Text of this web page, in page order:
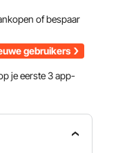
of bespaar
gebruikers
je eerste 3 app-